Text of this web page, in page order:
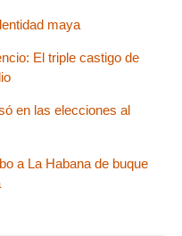
maya
El triple castigo de
en las elecciones al
a La Habana de buque